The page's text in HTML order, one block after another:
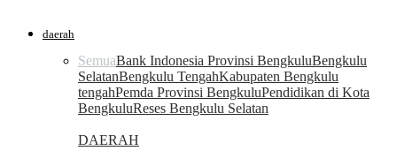
daerah
SemuaBank Indonesia Provinsi BengkuluBengkulu
SelatanBengkulu TengahKabupaten Bengkulu
tengahPemda Provinsi BengkuluPendidikan di Kota
BengkuluReses Bengkulu Selatan
DAERAH